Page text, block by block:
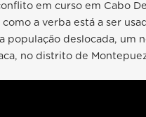
em curso em Cabo
a verba está a ser
população deslocada, um
no distrito de